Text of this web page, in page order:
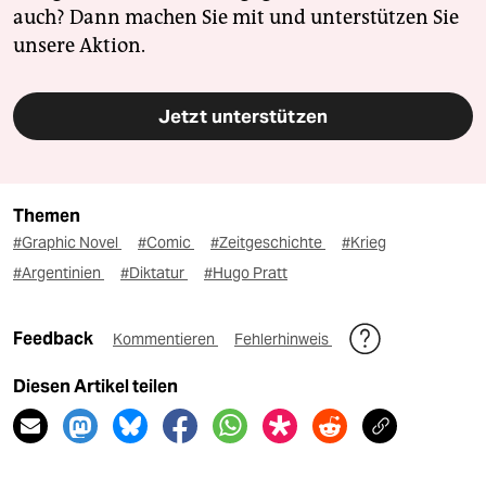
auch? Dann machen Sie mit und unterstützen Sie
unsere Aktion.
Jetzt unterstützen
Themen
#Graphic Novel #Comic #Zeitgeschichte
#Krieg
#Argentinien
#Diktatur #Hugo Pratt
Feedback Kommentieren Fehlerhinweis
Diesen Artikel teilen